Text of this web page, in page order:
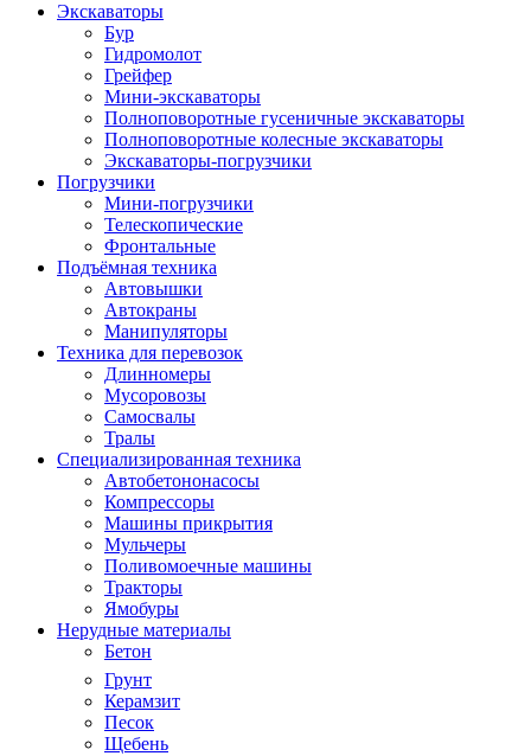
Нерудные материалы
Бетон
Грунт
Керамзит
Песок
Щебень
Погрузчики
Мини-погрузчики
Телескопические
Фронтальные
Подъёмная техника
Автовышки
Автокраны
Манипуляторы
Специализированная техника
Автобетононасосы
Компрессоры
Машины прикрытия
Мульчеры
Поливомоечные машины
Тракторы
Ямобуры
Техника для перевозок
Длинномеры
Мусоровозы
Самосвалы
Тралы
Экскаваторы
Бур
Гидромолот
Грейфер
Мини-экскаваторы
Полноповоротные гусеничные экскаваторы
Полноповоротные колесные экскаваторы
Экскаваторы-погрузчики